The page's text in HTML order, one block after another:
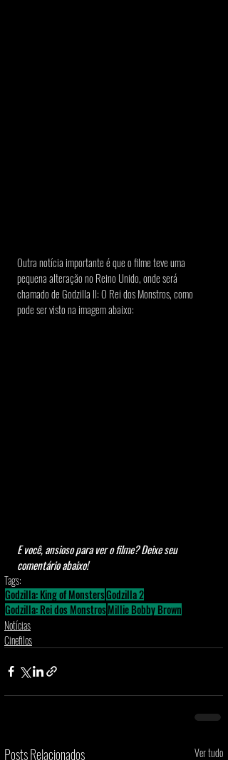
Outra notícia importante é que o filme teve uma
pequena alteração no Reino Unido, onde será
chamado de Godzilla II: O Rei dos Monstros, como
pode ser visto na imagem abaixo:
E você, ansioso para ver o filme? Deixe seu
comentário abaixo!
Tags:
Godzilla: King of MonstersGodzilla 2
Godzilla: Rei dos MonstrosMillie Bobby Brown
Notícias
Cinefilos
Posts Relacionados Ver tudo